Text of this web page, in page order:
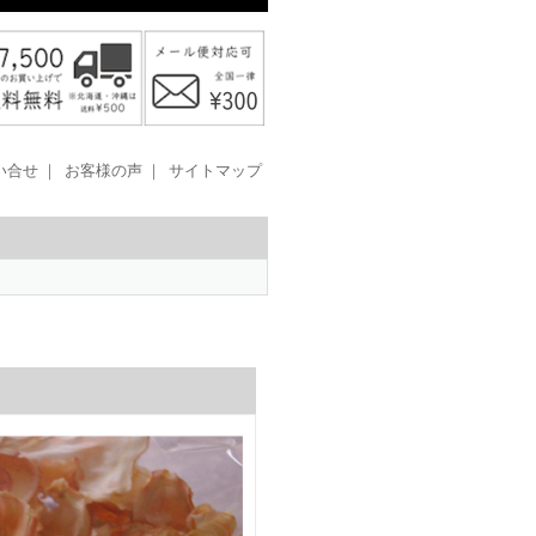
合せ ｜ お客様の声 ｜ サイトマップ